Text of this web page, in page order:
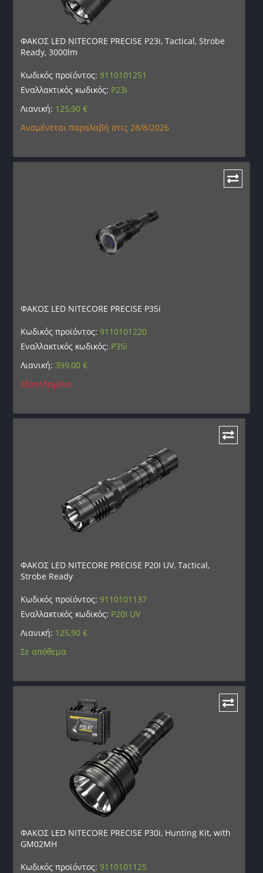
ΦΑΚΟΣ LED NITECORE PRECISE P23i, Tactical, Strobe
Ready, 3000lm
Κωδικός προϊόντος:9110101251
Εναλλακτικός κωδικός: P23i
Λιανική: 125,90€
Αναμένεται παραλαβή στις 28/8/2026
ΦΑΚΟΣ LED NITECORE PRECISE P35i
Κωδικός προϊόντος:9110101220
Εναλλακτικός κωδικός: P35i
Λιανική: 399,00€
Εξαντλημένο
ΦΑΚΟΣ LED NITECORE PRECISE P20I UV, Tactical,
Strobe Ready
Κωδικός προϊόντος:9110101137
Εναλλακτικός κωδικός: P20I UV
Λιανική: 125,90€
Σε απόθεμα
ΦΑΚΟΣ LED NITECORE PRECISE P30i, Hunting Kit, with
GM02MH
Κωδικός προϊόντος:9110101125